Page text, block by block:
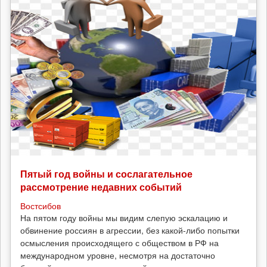
Пятый год войны и сослагательное
рассмотрение недавних событий
Востсибов
На пятом году войны мы видим слепую эскалацию и
обвинение россиян в агрессии, без какой-либо попытки
осмысления происходящего с обществом в РФ на
международном уровне, несмотря на достаточно